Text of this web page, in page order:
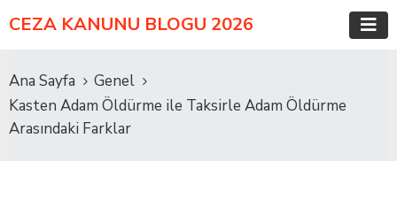
CEZA KANUNU BLOGU 2026
Ana Sayfa
Genel
Kasten Adam Öldürme ile Taksirle Adam Öldürme
Arasındaki Farklar